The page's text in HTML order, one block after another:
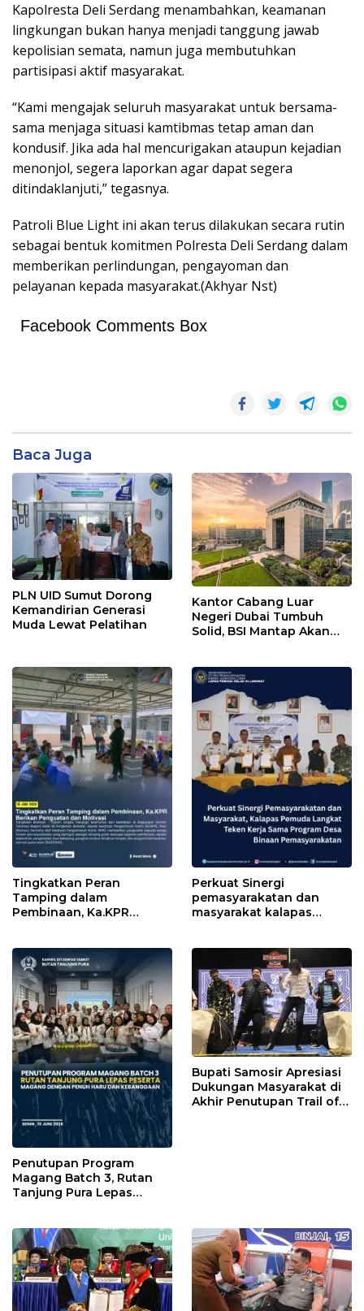
Kapolresta Deli Serdang menambahkan, keamanan
lingkungan bukan hanya menjadi tanggung jawab
kepolisian semata, namun juga membutuhkan
partisipasi aktif masyarakat.
“Kami mengajak seluruh masyarakat untuk bersama-
sama menjaga situasi kamtibmas tetap aman dan
kondusif. Jika ada hal mencurigakan ataupun kejadian
menonjol, segera laporkan agar dapat segera
ditindaklanjuti,” tegasnya.
Patroli Blue Light ini akan terus dilakukan secara rutin
sebagai bentuk komitmen Polresta Deli Serdang dalam
memberikan perlindungan, pengayoman dan
pelayanan kepada masyarakat.(Akhyar Nst)
Facebook Comments Box
Baca Juga
PLN UID Sumut Dorong
Kemandirian Generasi
Muda Lewat Pelatihan
Kantor Cabang Luar
Negeri Dubai Tumbuh
Solid, BSI Mantap Akan
Tingkatkan Peran
Tamping dalam
Pembinaan, Ka.KPR
Perkuat Sinergi
pemasyarakatan dan
masyarakat kalapas
Binaan pemasyarakatan
Penutupan Program
Magang Batch 3, Rutan
Tanjung Pura Lepas
Kebanggaan
Bupati Samosir Apresiasi
Dukungan Masyarakat di
Akhir Penutupan Trail of